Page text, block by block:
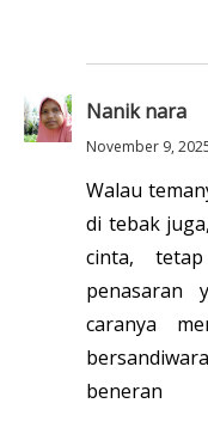
Nanik nara
November 9,
Walau
di tebak
cinta,
penasaran
caranya
beneran